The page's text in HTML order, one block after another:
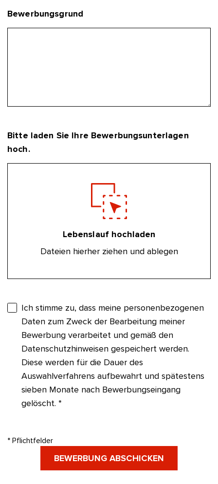
Bewerbungsgrund
Bitte laden Sie Ihre Bewerbungsunterlagen
hoch.
Lebenslauf hochladen
Dateien hierher ziehen und ablegen
Ich stimme zu, dass meine personenbezogenen
Daten zum Zweck der Bearbeitung meiner
Bewerbung verarbeitet und gemäß den
Datenschutzhinweisen gespeichert werden.
Diese werden für die Dauer des
Auswahlverfahrens aufbewahrt und spätestens
sieben Monate nach Bewerbungseingang
gelöscht. *
* Pflichtfelder
BEWERBUNG ABSCHICKEN